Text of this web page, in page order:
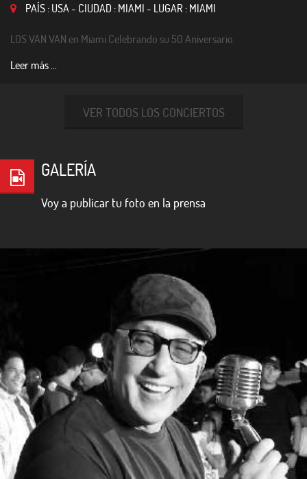
PAÍS : USA - CIUDAD : MIAMI - LUGAR : MIAMI
LOS VAN VAN en Miami Celebrando su 50 Aniversario.
Leer más ...
VER TODOS LOS CONCIERTOS
GALERÍA
Voy a publicar tu foto en la prensa